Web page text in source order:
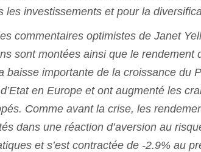
investissements et pour la
commentaires optimistes de Janet
sont montées ainsi que le rendement
baisse importante de la croissance du
en Europe et ont augmenté les
Comme avant la crise, les
dans une réaction d’aversion au
et s’est contractée de -2.9% au